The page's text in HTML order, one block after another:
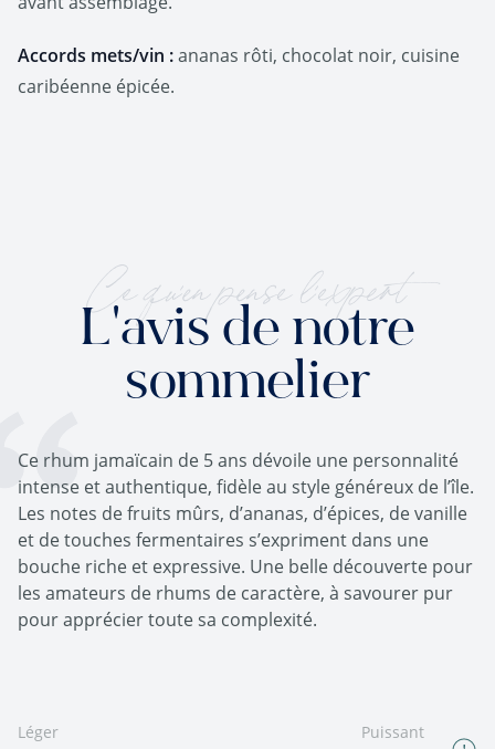
Accords mets/vin :ananas rôti, chocolat noir, cuisine
caribéenne épicée.
Ce qu'en pense l'expert
L'avis de notre
sommelier
Ce rhum jamaïcain de 5 ans dévoile une personnalité
intense et authentique, fidèle au style généreux de l’île.
Les notes de fruits mûrs, d’ananas, d’épices, de vanille
et de touches fermentaires s’expriment dans une
bouche riche et expressive. Une belle découverte pour
les amateurs de rhums de caractère, à savourer pur
pour apprécier toute sa complexité.
Léger Puissant